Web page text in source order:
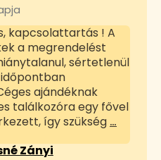
kapcsolattartás ! A
a megrendelést
sértetlenül
ajándéknak
találkozóra egy fővel
így szükség …
Zányi